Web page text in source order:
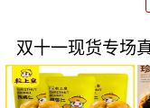
双十一现货专场